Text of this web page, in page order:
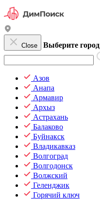
Close Выберите город
Азов
Анапа
Армавир
Архыз
Астрахань
Балаково
Буйнакск
Владикавказ
Волгоград
Волгодонск
Волжский
Геленджик
Горячий ключ